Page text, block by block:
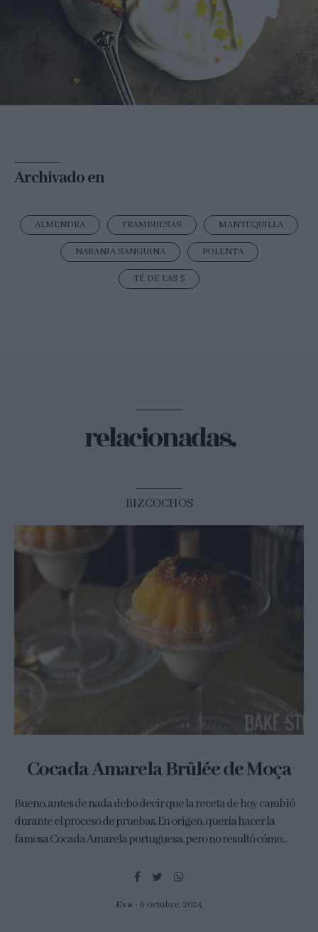
Archivado en
ALMENDRA FRAMBUESAS MANTEQUILLA
NARANJA SANGUINA POLENTA
TÉ DE LAS 5
relacionadas.
BIZCOCHOS
Cocada Amarela Brûlée de Moça
Bueno, antes de nada debo decir que la receta de hoy cambió
durante el proceso de pruebas. En origen, quería hacer la
famosa Cocada Amarela portuguesa, pero no resultó cómo...
Eva 6 octubre, 2024